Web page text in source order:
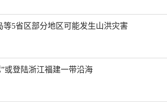
5省区部分地区可能发生山洪灾害
或登陆浙江福建一带沿海